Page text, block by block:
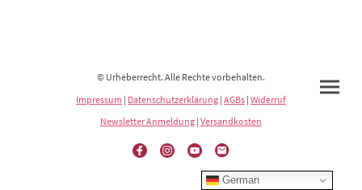
© Urheberrecht. Alle Rechte vorbehalten.
Impressum | Datenschutzerklärung | AGBs | Widerruf
Newsletter Anmeldung | Versandkosten
German